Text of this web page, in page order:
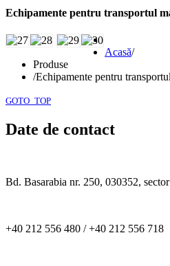
Echipamente pentru transportul
Acasă/
Produse
/Echipamente pentru
GOTO_TOP
Date de contact
Bd. Basarabia nr. 250, 030352,
+40 212 556 480 / +40 212 556 718